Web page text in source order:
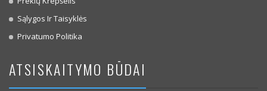
Sąlygos Ir Taisyklės
Privatumo Politika
ATSISKAITYMO BŪDAI